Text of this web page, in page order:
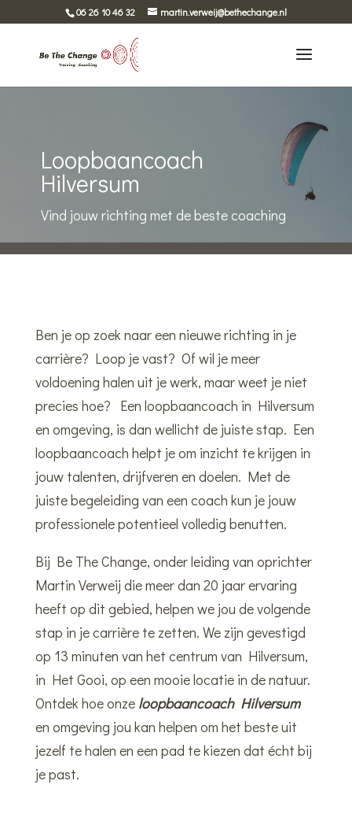
06 26 10 46 32 martin.verweij@bethechange.nl
Loopbaancoach
Hilversum
Vind jouw richting met de beste coaching
Ben je op zoek naar een nieuwe richting in je
carrière? Loop je vast? Of wil je meer
voldoening halen uit je werk, maar weet je niet
precies hoe? Een loopbaancoach in Hilversum
en omgeving, is dan wellicht de juiste stap. Een
loopbaancoach helpt je om inzicht te krijgen in
jouw talenten, drijfveren en doelen. Met de
juiste begeleiding van een coach kun je jouw
professionele potentieel volledig benutten.
Bij Be The Change, onder leiding van oprichter
Martin Verweij die meer dan 20 jaar ervaring
heeft op dit gebied, helpen we jou de volgende
stap in je carrière te zetten. We zijn gevestigd
op 13 minuten van het centrum van Hilversum,
in Het Gooi, op een mooie locatie in de natuur.
Ontdek hoe onzeloopbaancoach Hilversum
en omgeving jou kan helpen om het beste uit
jezelf te halen en een pad te kiezen dat écht bij
je past.